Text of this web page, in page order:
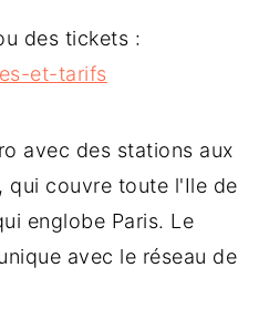
des tickets :
et-tarifs
avec des stations aux
qui couvre toute l'Ile de
englobe Paris. Le
avec le réseau de